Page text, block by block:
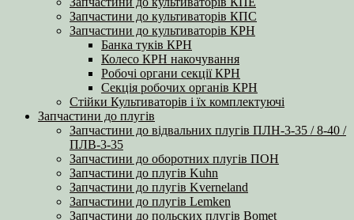
Запчастини до культиваторів КПС
Запчастини до культиваторів КРН
Банка туків КРН
Колесо КРН накочування
Робочі органи секції КРН
Секція робочих органів КРН
Стійки Культиваторів і їх комплектуючі
Запчастини до плугів
Запчастини до відвальних плугів ПЛН-3-35 / 8-40 /
ПЛВ-3-35
Запчастини до оборотних плугів ПОН
Запчастини до плугів Kuhn
Запчастини до плугів Kverneland
Запчастини до плугів Lemken
Запчастини до польских плугів Bomet